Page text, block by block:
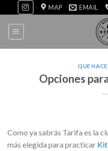
to
content
MAP EMAIL
QUE
Opciones
Como ya sabrás Tarifa es la
más elegida para practicar